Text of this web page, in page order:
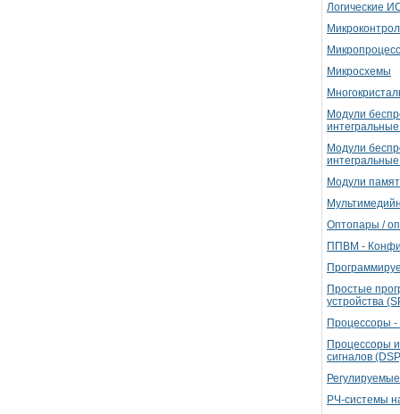
Логические
Микросхемы
Модули
Модули
Модули
Оптопары /
ППВМ -
Простые
устройства
Процессоры
Процессоры
сигналов
РЧ-системы